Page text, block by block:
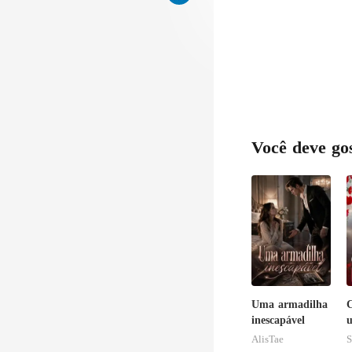
Você deve
Uma armadilha
inescapável
AlisTae